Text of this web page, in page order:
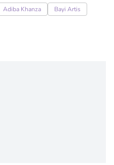
Adiba Khanza Bayi Artis